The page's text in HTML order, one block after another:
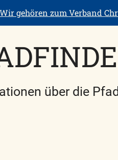
Wir gehören zum Verband
über die